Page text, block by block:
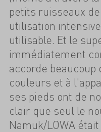
petits ruisseaux
utilisation
utilisable. Et le
immédiatement
accorde
couleurs et à
ses pieds ont de
clair que seul le
Namuk/LOWA